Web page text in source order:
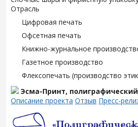
Отрасль
Цифровая печать
Офсетная печать
Книжно-журнальное
Газетное производство
Флексопечать (производство
Эсма-Принт,
Описание проекта Отзыв Пресс-